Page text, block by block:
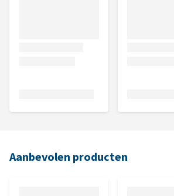
Aanbevolen producten